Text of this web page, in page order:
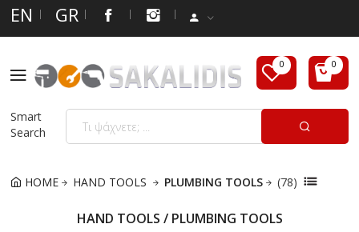
EN GR
Smart
Search
HOME HAND TOOLS PLUMBING TOOLS (78)
HAND TOOLS / PLUMBING TOOLS